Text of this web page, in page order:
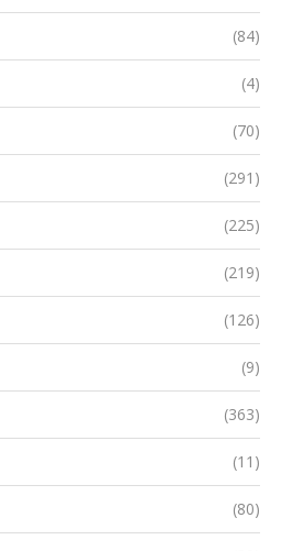
(84)
(4)
(70)
(291)
(225)
(219)
(126)
(9)
(363)
(11)
(80)